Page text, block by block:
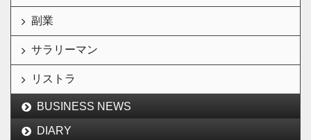
副業
サラリーマン
リストラ
BUSINESS NEWS
DIARY